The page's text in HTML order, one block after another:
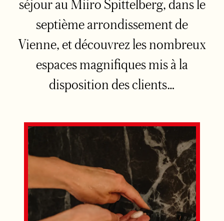
séjour au Miiro Spittelberg, dans le
septième arrondissement de
Vienne, et découvrez les nombreux
espaces magnifiques mis à la
disposition des clients…